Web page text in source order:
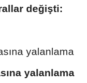
değişti:
yalanlama